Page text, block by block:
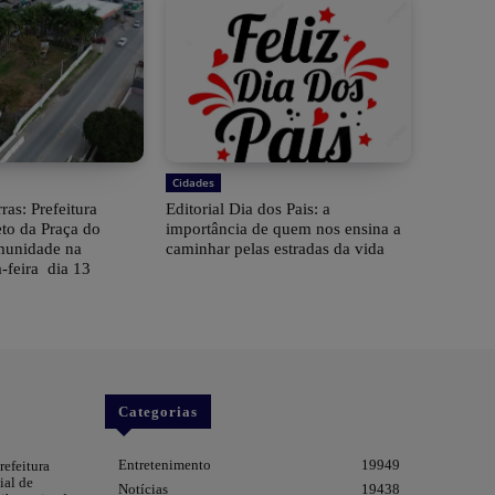
Prefeitura
da Praça do
na
feira dia 13
Cidades
Editorial Dia dos Pais: a
importância de quem nos ensina a
caminhar pelas estradas da vida
de
Categorias
Entretenimento
19949
Notícias
19438